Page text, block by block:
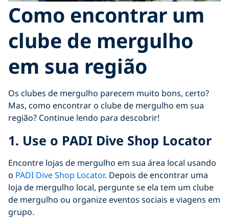
Como encontrar um
clube de mergulho
em sua região
Os clubes de mergulho parecem muito bons, certo?
Mas, como encontrar o clube de mergulho em sua
região? Continue lendo para descobrir!
1. Use o PADI Dive Shop Locator
Encontre lojas de mergulho em sua área local usando
o PADI Dive Shop Locator. Depois de encontrar uma
loja de mergulho local, pergunte se ela tem um clube
de mergulho ou organize eventos sociais e viagens em
grupo.